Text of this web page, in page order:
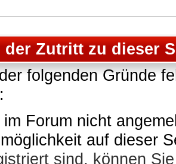
Zutritt zu dieser
folgenden Gründe
Forum nicht
auf dieser
sind, können